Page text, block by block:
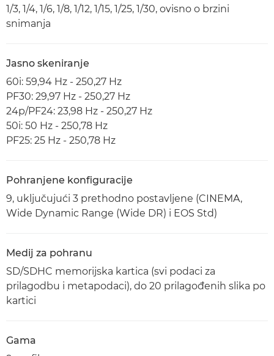
1/3, 1/4, 1/6, 1/8, 1/12, 1/15, 1/25, 1/30, ovisno o brzini
snimanja
Jasno skeniranje
60i: 59,94 Hz - 250,27 Hz
PF30: 29,97 Hz - 250,27 Hz
24p/PF24: 23,98 Hz - 250,27 Hz
50i: 50 Hz - 250,78 Hz
PF25: 25 Hz - 250,78 Hz
Pohranjene konfiguracije
9, uključujući 3 prethodno postavljene (CINEMA,
Wide Dynamic Range (Wide DR) i EOS Std)
Medij za pohranu
SD/SDHC memorijska kartica (svi podaci za
prilagodbu i metapodaci), do 20 prilagođenih slika po
kartici
Gama